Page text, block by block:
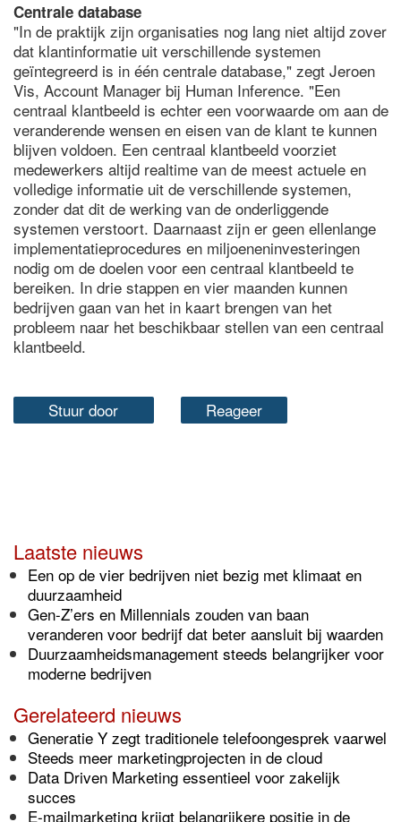
Centrale database
"In de praktijk zijn organisaties nog lang niet altijd zover
dat klantinformatie uit verschillende systemen
geïntegreerd is in één centrale database," zegt Jeroen
Vis, Account Manager bij Human Inference. "Een
centraal klantbeeld is echter een voorwaarde om aan de
veranderende wensen en eisen van de klant te kunnen
blijven voldoen. Een centraal klantbeeld voorziet
medewerkers altijd realtime van de meest actuele en
volledige informatie uit de verschillende systemen,
zonder dat dit de werking van de onderliggende
systemen verstoort. Daarnaast zijn er geen ellenlange
implementatieprocedures en miljoeneninvesteringen
nodig om de doelen voor een centraal klantbeeld te
bereiken. In drie stappen en vier maanden kunnen
bedrijven gaan van het in kaart brengen van het
probleem naar het beschikbaar stellen van een centraal
klantbeeld.
Stuur door Reageer
Laatste nieuws
Een op de vier bedrijven niet bezig met klimaat en
duurzaamheid
Gen-Z’ers en Millennials zouden van baan
veranderen voor bedrijf dat beter aansluit bij waarden
Duurzaamheidsmanagement steeds belangrijker voor
moderne bedrijven
Gerelateerd nieuws
Generatie Y zegt traditionele telefoongesprek vaarwel
Steeds meer marketingprojecten in de cloud
Data Driven Marketing essentieel voor zakelijk
succes
E-mailmarketing krijgt belangrijkere positie in de